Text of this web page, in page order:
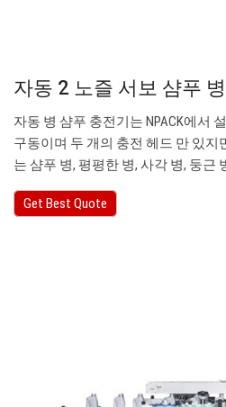
자동 2 노즐 서보 샴푸
자동 병 샴푸 충전기는 NPACK에서
구동이며 두 개의 충전 헤드 만 있지
는 샴푸 병, 평평한 병, 사각 병, 둥근
Get Best Quote